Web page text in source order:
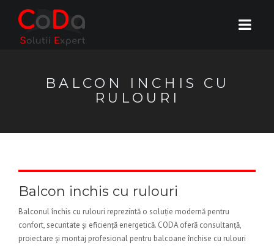
BALCON INCHIS CU
RULOURI
Balcon inchis cu rulouri
Balconul închis cu rulouri reprezintă o soluție modernă pentru
confort, securitate și eficiență energetică. CODA oferă consultanță,
proiectare și montaj profesional pentru balcoane închise cu rulouri